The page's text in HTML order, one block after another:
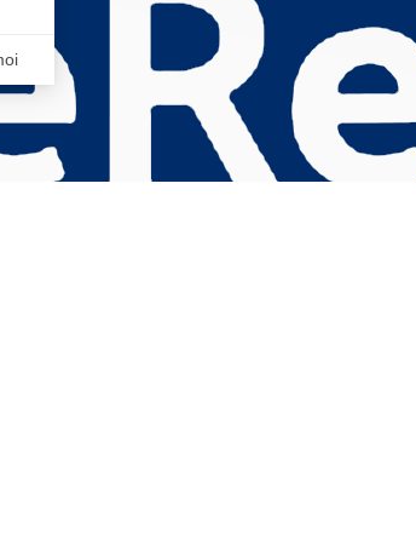
vos Options
paramètres de confidentialité, en